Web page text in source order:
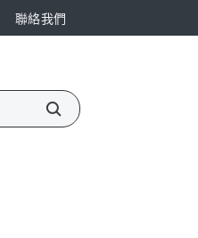
聯絡我們